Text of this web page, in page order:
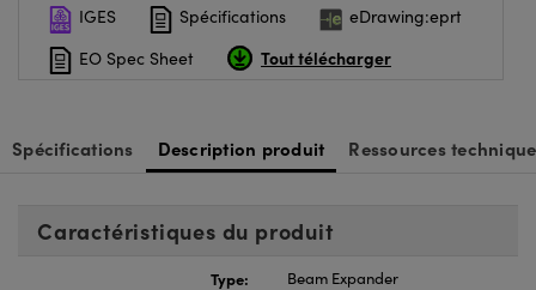
IGES
Spécifications
eDrawing:eprt
EO Spec Sheet
Tout télécharger
Spécifications Description produit Ressources
Caractéristiques du produit
Type:
Beam Expander